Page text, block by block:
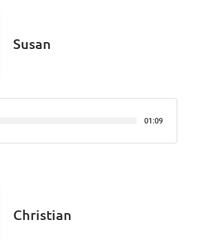
Susan
01:09
Christian